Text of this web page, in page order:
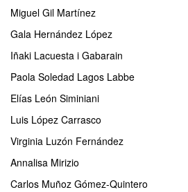
Miguel Gil Martínez
Gala Hernández López
Iñaki Lacuesta i Gabarain
Paola Soledad Lagos Labbe
Elías León Siminiani
Luis López Carrasco
Virginia Luzón Fernández
Annalisa Mirizio
Carlos Muñoz Gómez-Quintero